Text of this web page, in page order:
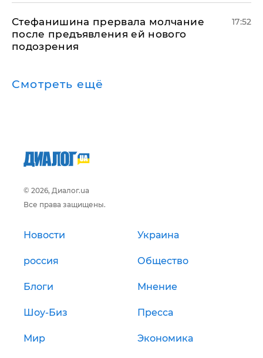
Стефанишина прервала молчание
после предъявления ей нового
подозрения
17:52
Смотреть ещё
© 2026, Диалог.ua
Все права защищены.
Новости Украина
россия Общество
Блоги Мнение
Шоу-Биз Пресса
Мир Экономика